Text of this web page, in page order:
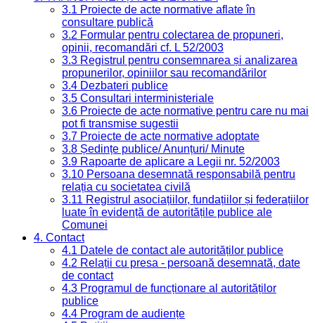
3.1 Proiecte de acte normative aflate în
consultare publică
3.2 Formular pentru colectarea de propuneri,
opinii, recomandări cf. L 52/2003
3.3 Registrul pentru consemnarea și analizarea
propunerilor, opiniilor sau recomandărilor
3.4 Dezbateri publice
3.5 Consultari interministeriale
3.6 Proiecte de acte normative pentru care nu mai
pot fi transmise sugestii
3.7 Proiecte de acte normative adoptate
3.8 Ședințe publice/ Anunțuri/ Minute
3.9 Rapoarte de aplicare a Legii nr. 52/2003
3.10 Persoana desemnată responsabilă pentru
relația cu societatea civilă
3.11 Registrul asociațiilor, fundațiilor și federațiilor
luate în evidență de autoritățile publice ale
Comunei
4. Contact
4.1 Datele de contact ale autorităților publice
4.2 Relații cu presa - persoană desemnată, date
de contact
4.3 Programul de funcționare al autorităților
publice
4.4 Program de audiențe